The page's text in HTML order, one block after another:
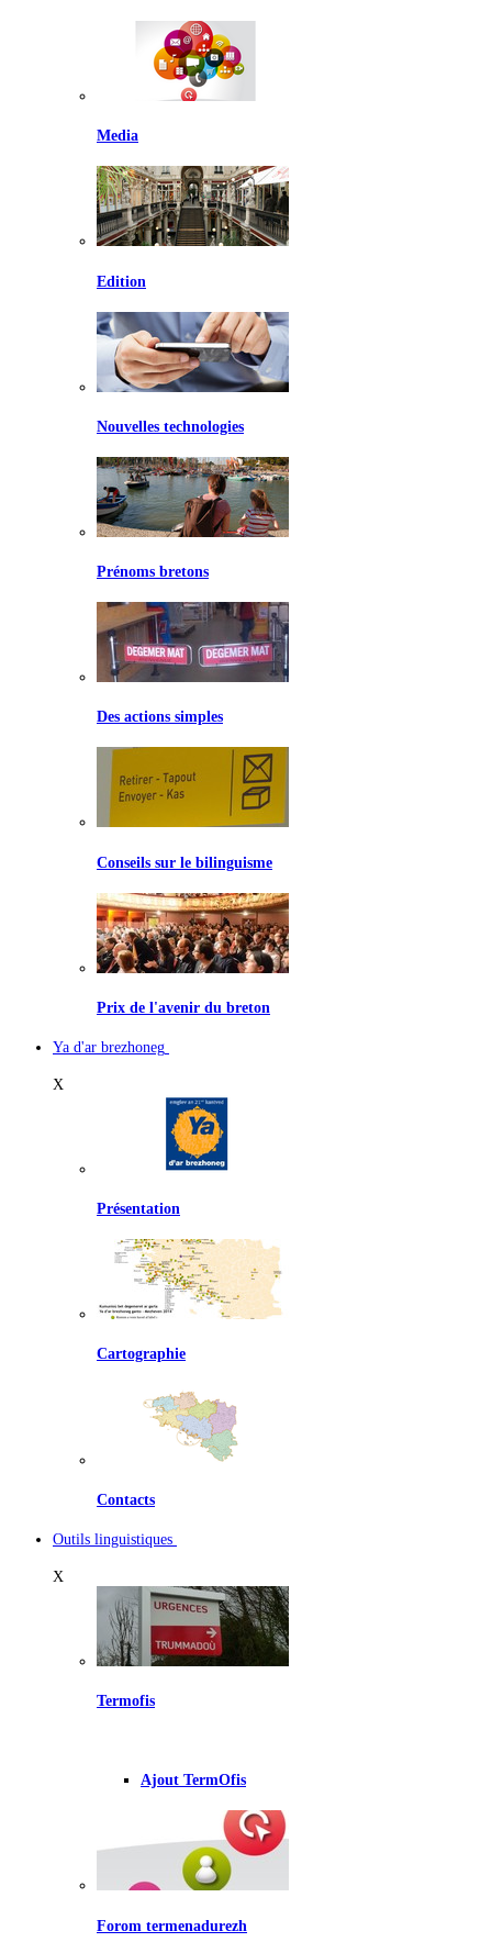
Media
Edition
Nouvelles technologies
Prénoms bretons
Des actions simples
Conseils sur le bilinguisme
Prix de l'avenir du breton
Ya d'ar brezhoneg
X
Présentation
Cartographie
Contacts
Outils linguistiques
X
Termofis
Ajout TermOfis
Forom termenadurezh